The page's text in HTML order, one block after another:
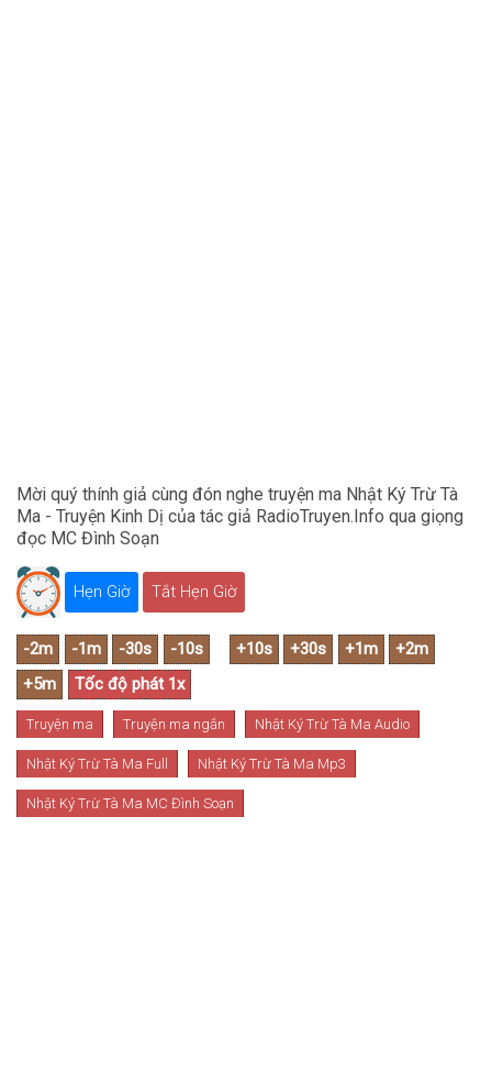
Mời quý thính giả cùng đón nghe truyện ma Nhật Ký Trừ Tà
Ma - Truyện Kinh Dị của tác giả RadioTruyen.Info qua giọng
đọc MC Đình Soạn
Hẹn Giờ Tắt Hẹn Giờ
Truyện ma Truyện ma ngắn Nhật Ký Trừ Tà Ma Audio
Nhật Ký Trừ Tà Ma Full Nhật Ký Trừ Tà Ma Mp3
Nhật Ký Trừ Tà Ma MC Đình Soạn